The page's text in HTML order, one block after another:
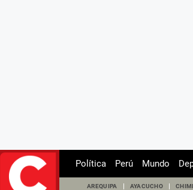
Política Perú Mundo
AREQUIPA AYACUCHO